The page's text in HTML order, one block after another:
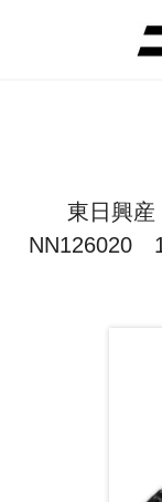
東日興
NN126020